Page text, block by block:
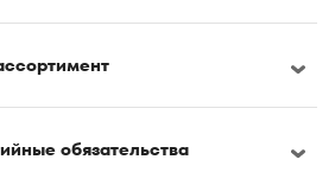
обязательства